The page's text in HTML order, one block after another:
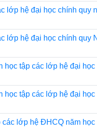
lớp hệ đại học chính quy
lớp hệ đại học chính quy
học tập các lớp hệ đại
học tập các lớp hệ đại
lớp hệ ĐHCQ năm